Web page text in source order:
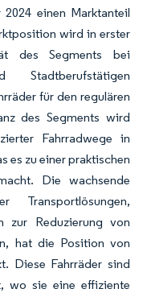
einen Marktanteil
wird in erster
des Segments bei
Stadtberufstätigen
für den regulären
des Segments wird
Fahrradwege in
es zu einer praktischen
Die wachsende
Transportlösungen,
zur Reduzierung von
hat die Position von
Diese Fahrräder sind
wo sie eine effiziente